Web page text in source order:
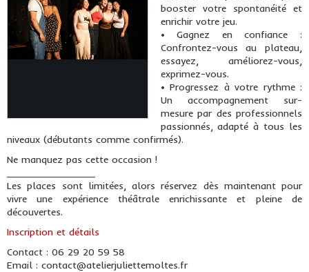
booster votre spontanéité et
enrichir votre jeu.
• Gagnez en confiance :
Confrontez-vous au plateau,
essayez, améliorez-vous,
exprimez-vous.
• Progressez à votre rythme :
Un accompagnement sur-
mesure par des professionnels
passionnés, adapté à tous les
niveaux (débutants comme confirmés).
Ne manquez pas cette occasion !
Les places sont limitées, alors réservez dès maintenant pour
vivre une expérience théâtrale enrichissante et pleine de
découvertes.
Inscription et détails
Contact : 06 29 20 59 58
Email : contact@atelierjuliettemoltes.fr